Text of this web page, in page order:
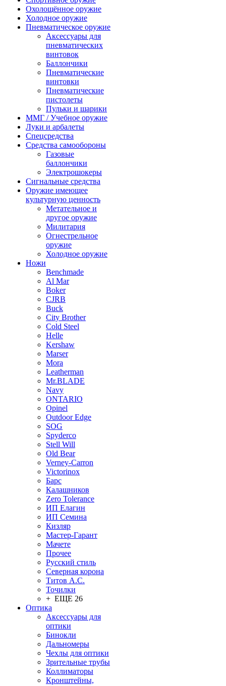
Охолощённое оружие
Холодное оружие
Пневматическое оружие
Аксессуары для
пневматических
винтовок
Баллончики
Пневматические
винтовки
Пневматические
пистолеты
Пульки и шарики
ММГ / Учебное оружие
Луки и арбалеты
Спецсредства
Средства самообороны
Газовые
баллончики
Электрошокеры
Сигнальные средства
Оружие имеющее
культурную ценность
Метательное и
другое оружие
Милитария
Огнестрельное
оружие
Холодное оружие
Ножи
Benchmade
Al Mar
Boker
CJRB
Buck
City Brother
Cold Steel
Helle
Kershaw
Marser
Mora
Leatherman
Mr.BLADE
Navy
ONTARIO
Opinel
Outdoor Edge
SOG
Spyderco
Stell Will
Old Bear
Verney-Carron
Victorinox
Барс
Калашников
Zero Tolerance
ИП Елагин
ИП Семина
Кизляр
Мастер-Гарант
Мачете
Прочее
Русский стиль
Северная корона
Титов А.С.
Точилки
+ ЕЩЕ 26
Оптика
Аксессуары для
оптики
Бинокли
Дальномеры
Чехлы для оптики
Зрительные трубы
Коллиматоры
Кронштейны,